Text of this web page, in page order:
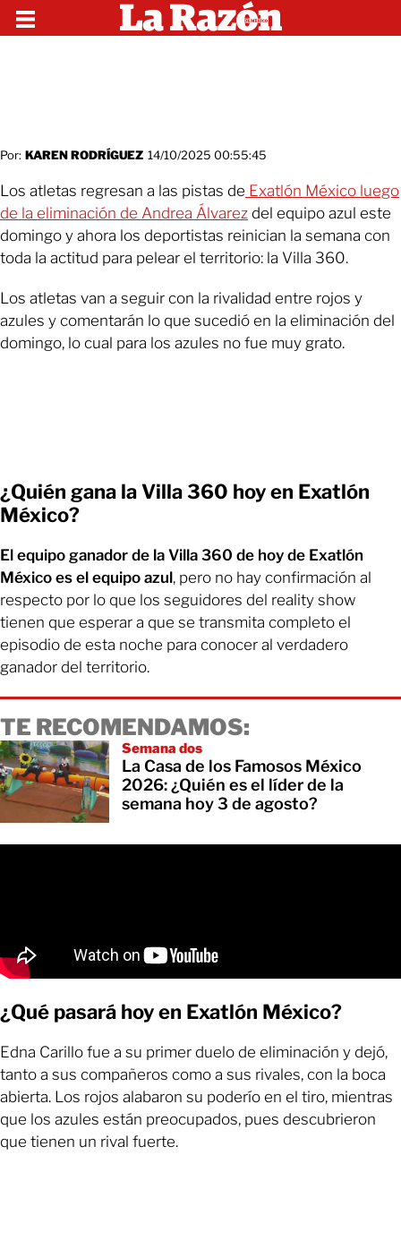
Por: KAREN RODRÍGUEZ 14/10/2025 00:55:45
Los atletas regresan a las pistas de Exatlón México luego
de la eliminación de Andrea Álvarez del equipo azul este
domingo y ahora los deportistas reinician la semana con
toda la actitud para pelear el territorio: la Villa 360.
Los atletas van a seguir con la rivalidad entre rojos y
azules y comentarán lo que sucedió en la eliminación del
domingo, lo cual para los azules no fue muy grato.
¿Quién gana la Villa 360 hoy en Exatlón
México?
El equipo ganador de la Villa 360 de hoy de Exatlón
México es el equipo azul, pero no hay confirmación al
respecto por lo que los seguidores del reality show
tienen que esperar a que se transmita completo el
episodio de esta noche para conocer al verdadero
ganador del territorio.
TE RECOMENDAMOS:
Semana dos
La Casa de los Famosos México
2026: ¿Quién es el líder de la
semana hoy 3 de agosto?
¿Qué pasará hoy en Exatlón México?
Edna Carillo fue a su primer duelo de eliminación y dejó,
tanto a sus compañeros como a sus rivales, con la boca
abierta. Los rojos alabaron su poderío en el tiro, mientras
que los azules están preocupados, pues descubrieron
que tienen un rival fuerte.